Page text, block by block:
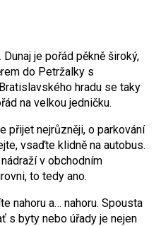
je pořád pěkně široký,
do Petržalky s
hradu se taky
na velkou jedničku.
přijet nejrůzněji, o parkování
vsaďte klidně na autobus.
v obchodním
to tedy ano.
nahoru a… nahoru. Spousta
s byty nebo úřady je nejen